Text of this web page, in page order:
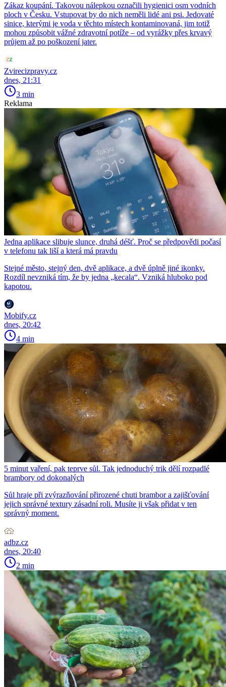
Zákaz koupání. Takovou nálepkou označili hygienici osm vodních
ploch v Česku. Vstupovat by do nich neměli lidé ani psi. Jedovaté
sinice, kterými je voda v těchto místech kontaminovaná, jim totiž
mohou způsobit vážné zdravotní potíže – od vyrážky přes krvavý
průjem až po poškození jater.
Zvirecizpravy.cz
dnes, 21:31
3 min
Reklama
Jedna aplikace slibuje slunce, druhá déšť. Proč se předpovědi počasí
v telefonu tak liší a která má pravdu
Stejné město, stejný den, dvě aplikace, a dvě úplně jiné ikonky.
Rozdíl nevzniká tím, že by jedna „kecala“. Vzniká hluboko pod
kapotou.
Mobify.cz
dnes, 20:42
4 min
5 minut vaření, pak teprve sůl. Tak jednoduchý trik dělí rozpadlé
brambory od dokonalých
Sůl hraje při zvýrazňování přirozené chuti brambor a zajišťování
jejich správné textury zásadní roli. Musíte ji však přidat v ten
správný moment.
adbz.cz
dnes, 20:40
2 min